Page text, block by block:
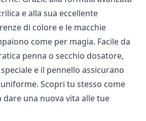
e alla sua eccellente
di colore e le macchie
come per magia. Facile da
penna o secchio dosatore,
e il pennello assicurano
Scopri tu stesso come
dare una nuova vita alle tue